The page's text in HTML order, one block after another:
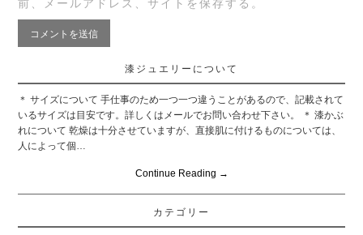
前、メールアドレス、サイトを保存する。
漆ジュエリーについて
＊ サイズについて 手仕事のため一つ一つ違うことがあるので、記載されて
いるサイズは目安です。詳しくはメールでお問い合わせ下さい。 ＊ 漆かぶ
れについて 乾燥は十分させていますが、直接肌に付けるものについては、
人によって個…
Continue Reading →
カテゴリー